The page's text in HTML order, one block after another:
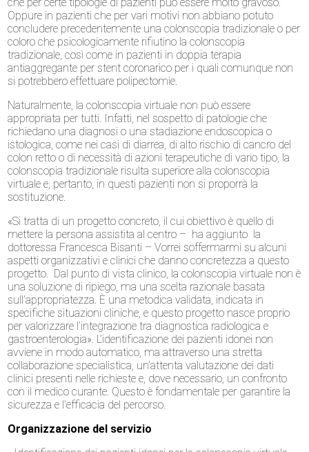
che per certe tipologie di pazienti può essere molto gravoso.
Oppure in pazienti che per vari motivi non abbiano potuto
concludere precedentemente una colonscopia tradizionale o per
coloro che psicologicamente rifiutino la colonscopia
tradizionale, così come in pazienti in doppia terapia
antiaggregante per stent coronarico per i quali comunque non
si potrebbero effettuare polipectomie.
Naturalmente, la colonscopia virtuale non può essere
appropriata per tutti. Infatti, nel sospetto di patologie che
richiedano una diagnosi o una stadiazione endoscopica o
istologica, come nei casi di diarrea, di alto rischio di cancro del
colon retto o di necessità di azioni terapeutiche di vario tipo, la
colonscopia tradizionale risulta superiore alla colonscopia
virtuale e, pertanto, in questi pazienti non si proporrà la
sostituzione.
«Si tratta di un progetto concreto, il cui obiettivo è quello di
mettere la persona assistita al centro – ha aggiunto la
dottoressa Francesca Bisanti – Vorrei soffermarmi su alcuni
aspetti organizzativi e clinici che danno concretezza a questo
progetto. Dal punto di vista clinico, la colonscopia virtuale non è
una soluzione di ripiego, ma una scelta razionale basata
sull’appropriatezza. È una metodica validata, indicata in
specifiche situazioni cliniche, e questo progetto nasce proprio
per valorizzare l’integrazione tra diagnostica radiologica e
gastroenterologia». L’identificazione dei pazienti idonei non
avviene in modo automatico, ma attraverso una stretta
collaborazione specialistica, un’attenta valutazione dei dati
clinici presenti nelle richieste e, dove necessario, un confronto
con il medico curante. Questo è fondamentale per garantire la
sicurezza e l’efficacia del percorso.
Organizzazione del servizio